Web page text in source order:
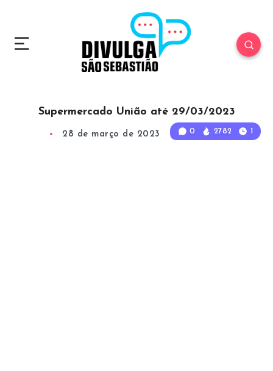
0 2782 1
Supermercado União até 29/03/2023
28 de março de 2023 Min Read